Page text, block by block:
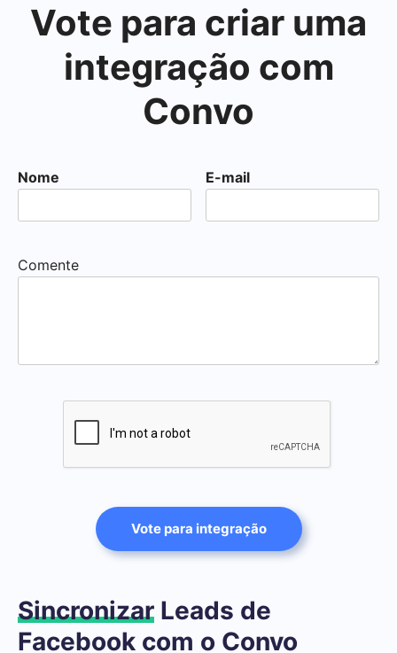
Vote para criar uma
integração com
Convo
Nome E-mail
Comente
Vote para integração
Sincronizar Leads de
Facebook com o Convo